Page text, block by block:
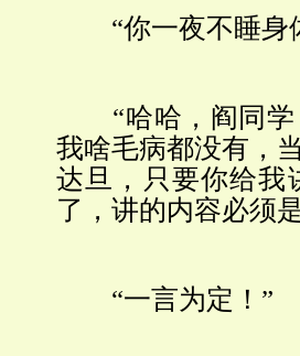
“你一夜不睡身
“哈哈，阎同学
我啥毛病都没有，
达旦，只要你给我
了，讲的内容必须
“一言为定！”